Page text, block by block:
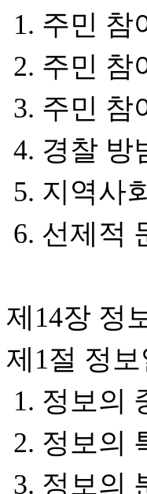
1. 주민
2. 주민 참
3. 주민 참
4. 경찰 방
5. 지역사
6. 선제적
제14장 정
제1절 정
1. 정보의
2. 정보의
3. 정보의